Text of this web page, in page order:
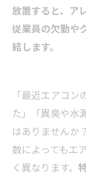
放置すると、ア
従業員の欠勤や
結します。
「最近エアコ
た」「異臭や水
はありませんか
数によってもエ
く異なります。